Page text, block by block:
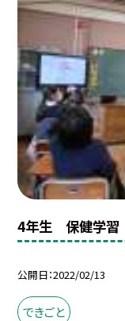
4年生 保健学習
公開日 2022/02/13
できごと